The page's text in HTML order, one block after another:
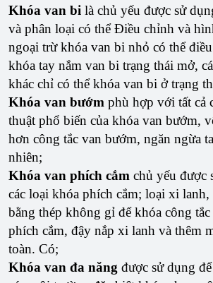
Khóa van bi là chủ yếu được sử
và phân loại có thể Điều chỉnh và
ngoại trừ khóa van bi nhỏ có thể
khóa tay nắm van bi trạng thái mở,
khác chỉ có thể khóa van bi ở trạng
Khóa van bướm phù hợp với tất cả
thuật phổ biến của khóa van bướm,
hơn công tắc van bướm, ngăn ngừa
nhiên;
Khóa van phích cắm chủ yếu được
các loại khóa phích cắm; loại xi
bằng thép không gỉ để khóa công tắc
phích cắm, đậy nắp xi lanh và thêm
toàn. Có;
Khóa van đa năng được sử dụng